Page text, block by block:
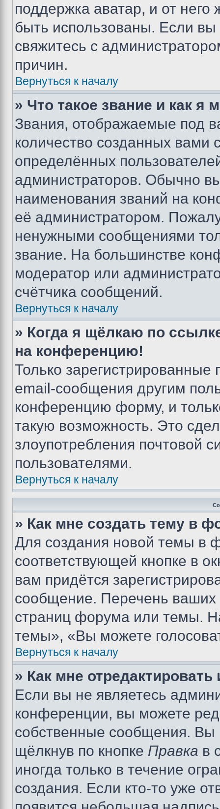
поддержка аватар, и от него
быть использованы. Если
свяжитесь с
причин.
Вернуться к началу
» Что такое звание и как я
Звания, отображаемые под
количество созданных
определённых
администраторов. Обычно
наименования званий на
её администратором.
ненужными сообщениями
звание. На большинстве
модератор или
счётчика сообщений.
Вернуться к началу
» Когда я щёлкаю по
на конференцию!
Только зарегистрированные
email-сообщения другим
конференцию форму, и
такую возможность. Это
злоупотребления почтовой
пользователями.
Вернуться к началу
» Как мне создать тему в
Для создания новой темы в
соответствующей кнопке в
вам придётся
сообщение. Перечень ваших
страниц форума или темы.
темы», «Вы можете
Вернуться к началу
» Как мне
Если вы не являетесь
конференции, вы можете
собственные сообщения. Вы
щёлкнув по кнопке Правка в
иногда только в течение
создания. Если кто-то уже